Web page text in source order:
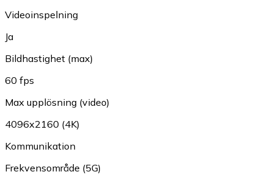
Videoinspelning
Ja
Bildhastighet (max)
60 fps
Max upplösning (video)
4096x2160 (4K)
Kommunikation
Frekvensområde (5G)